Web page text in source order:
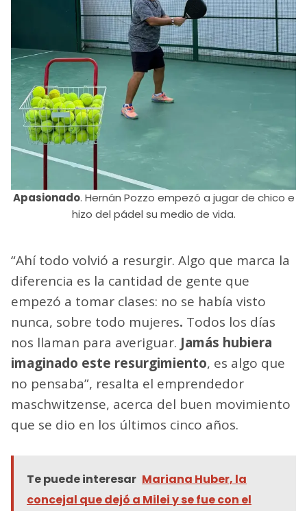
Apasionado. Hernán Pozzo empezó a jugar de chico e
hizo del pádel su medio de vida.
“Ahí todo volvió a resurgir. Algo que marca la
diferencia es la cantidad de gente que
empezó a tomar clases: no se había visto
nunca, sobre todo mujeres. Todos los días
nos llaman para averiguar. Jamás hubiera
imaginado este resurgimiento, es algo que
no pensaba”, resalta el emprendedor
maschwitzense, acerca del buen movimiento
que se dio en los últimos cinco años.
Te puede interesar Mariana Huber, la
concejal que dejó a Milei y se fue con el